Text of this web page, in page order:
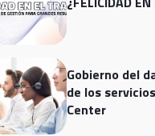
Gobierno del
de los
Center